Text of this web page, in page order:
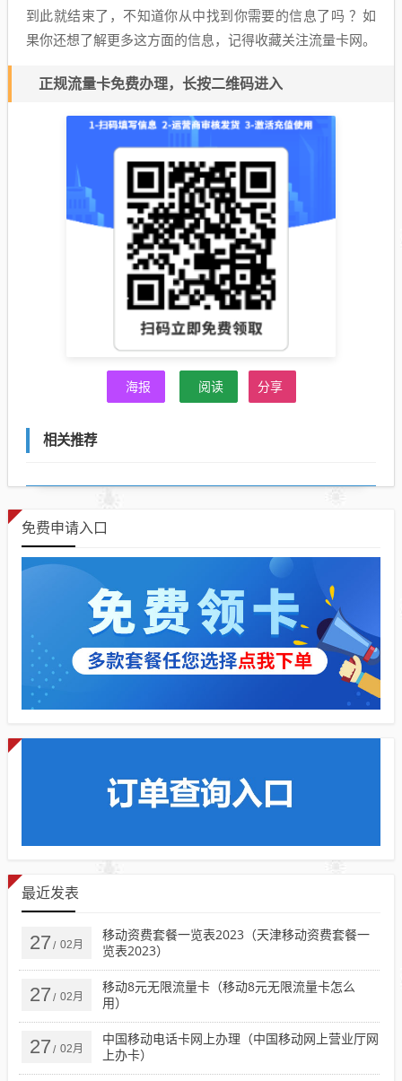
到此就结束了，不知道你从中找到你需要的信息了吗 ？如
果你还想了解更多这方面的信息，记得收藏关注流量卡网。
正规流量卡免费办理，长按二维码进入
海报 阅读 分享
相关推荐
免费申请入口
最近发表
27 / 02月
移动资费套餐一览表2023（天津移动资费套餐一
览表2023）
27 / 02月
移动8元无限流量卡（移动8元无限流量卡怎么
用）
27 / 02月
中国移动电话卡网上办理（中国移动网上营业厅网
上办卡）